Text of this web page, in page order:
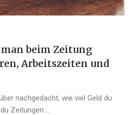
beim Zeitung
Arbeitszeiten und
nachgedacht, wie viel Geld du
Zeitungen ...